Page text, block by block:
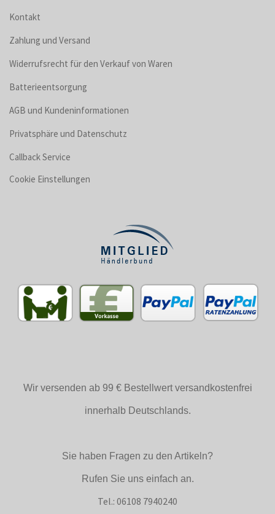
Kontakt
Zahlung und Versand
Widerrufsrecht für den Verkauf von Waren
Batterieentsorgung
AGB und Kundeninformationen
Privatsphäre und Datenschutz
Callback Service
Cookie Einstellungen
Wir versenden ab 99 € Bestellwert versandkostenfrei
innerhalb Deutschlands.
Sie haben Fragen zu den Artikeln?
Rufen Sie uns einfach an.
Tel.: 06108 7940240